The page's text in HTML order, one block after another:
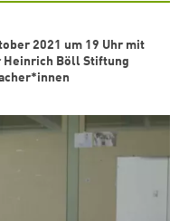
2021 um 19 Uhr mit
Heinrich Böll Stiftung